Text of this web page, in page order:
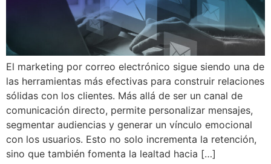
El marketing por correo electrónico sigue siendo una de
las herramientas más efectivas para construir relaciones
sólidas con los clientes. Más allá de ser un canal de
comunicación directo, permite personalizar mensajes,
segmentar audiencias y generar un vínculo emocional
con los usuarios. Esto no solo incrementa la retención,
sino que también fomenta la lealtad hacia […]